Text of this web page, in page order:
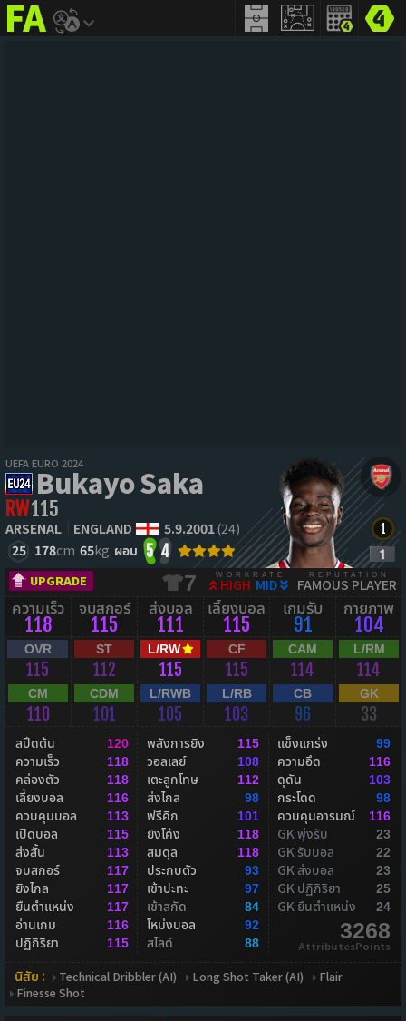
addict
UEFA EURO 2024
Bukayo Saka
RW115
ARSENAL ENGLAND 5.9.2001(24)
25 178cm 65kg ผอม 5 4
UPGRADE 7 WORKRATE
HIGH MID
REPUTATION
FAMOUS PLAYER
ความเร็ว
118
จบสกอร์
115
ส่งบอล
111
เลี้ยงบอล
115
เกมรับ
91
กายภาพ
104
OVR
115
ST
112
L/RW
115
CF
115
CAM
114
L/RM
114
CM
110
CDM
101
L/RWB
105
L/RB
103
CB
96
GK
33
สปีดต้น 120
ความเร็ว 118
คล่องตัว 118
เลี้ยงบอล 116
ควบคุมบอล 113
เปิดบอล 115
ส่งสั้น 113
จบสกอร์ 117
ยิงไกล 117
ยืนตำแหน่ง 117
อ่านเกม 116
ปฏิกิริยา 115
พลังการยิง 115
วอลเลย์ 108
เตะลูกโทษ 112
ส่งไกล 98
ฟรีคิก 101
ยิงโค้ง 118
สมดุล 118
ประกบตัว 93
เข้าปะทะ 97
เข้าสกัด 84
โหม่งบอล 92
สไลด์ 88
แข็งแกร่ง 99
ความอึด 116
ดุดัน 103
กระโดด 98
ควบคุมอารมณ์ 116
GK พุ่งรับ 23
GK รับบอล 22
GK ส่งบอล 23
GK ปฏิกิริยา 25
GK ยืนตำแหน่ง 24
3268
AttributesPoints
นิสัย : Technical Dribbler (AI) Long Shot Taker (AI)
Flair
Finesse Shot